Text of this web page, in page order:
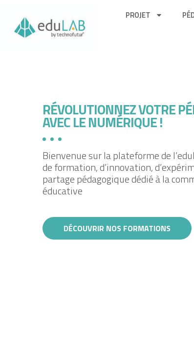
PROJET
RÉVOLUTIONNEZ VOTRE
AVEC LE NUMÉRIQUE !
Bienvenue sur la plateforme de
de formation, d’innovation,
partage pédagogique dédié à la
éducative
DÉCOUVRIR NOS FORMATIONS